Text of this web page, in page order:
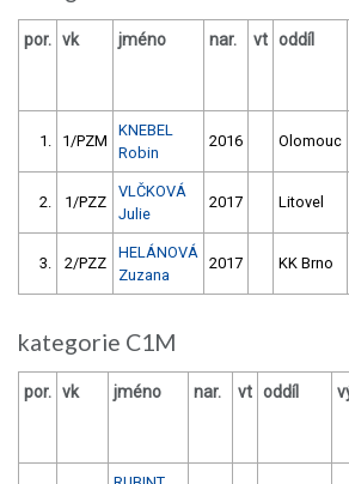
por. vk jméno nar. vt oddíl
1. 1/PZM
KNEBEL
Robin
2016 Olomouc
2. 1/PZZ
VLČKOVÁ
Julie
2017 Litovel
3. 2/PZZ
HELÁNOVÁ
Zuzana
2017 KK Brno
kategorie C1M
por. vk jméno nar. vt oddíl